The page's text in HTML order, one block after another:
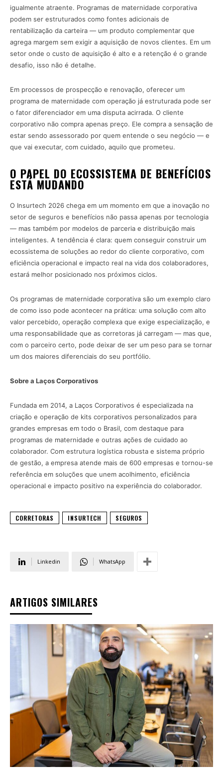
igualmente atraente. Programas de maternidade corporativa
podem ser estruturados como fontes adicionais de
rentabilização da carteira — um produto complementar que
agrega margem sem exigir a aquisição de novos clientes. Em um
setor onde o custo de aquisição é alto e a retenção é o grande
desafio, isso não é detalhe.
Em processos de prospecção e renovação, oferecer um
programa de maternidade com operação já estruturada pode ser
o fator diferenciador em uma disputa acirrada. O cliente
corporativo não compra apenas preço. Ele compra a sensação de
estar sendo assessorado por quem entende o seu negócio — e
que vai executar, com cuidado, aquilo que prometeu.
O PAPEL DO ECOSSISTEMA DE BENEFÍCIOS
ESTÁ MUDANDO
O Insurtech 2026 chega em um momento em que a inovação no
setor de seguros e benefícios não passa apenas por tecnologia
— mas também por modelos de parceria e distribuição mais
inteligentes. A tendência é clara: quem conseguir construir um
ecossistema de soluções ao redor do cliente corporativo, com
eficiência operacional e impacto real na vida dos colaboradores,
estará melhor posicionado nos próximos ciclos.
Os programas de maternidade corporativa são um exemplo claro
de como isso pode acontecer na prática: uma solução com alto
valor percebido, operação complexa que exige especialização, e
uma responsabilidade que as corretoras já carregam — mas que,
com o parceiro certo, pode deixar de ser um peso para se tornar
um dos maiores diferenciais do seu portfólio.
Sobre a Laços Corporativos
Fundada em 2014, a Laços Corporativos é especializada na
criação e operação de kits corporativos personalizados para
grandes empresas em todo o Brasil, com destaque para
programas de maternidade e outras ações de cuidado ao
colaborador. Com estrutura logística robusta e sistema próprio
de gestão, a empresa atende mais de 600 empresas e tornou-se
referência em soluções que unem acolhimento, eficiência
operacional e impacto positivo na experiência do colaborador.
CORRETORAS INSURTECH SEGUROS
Linkedin WhatsApp
ARTIGOS SIMILARES